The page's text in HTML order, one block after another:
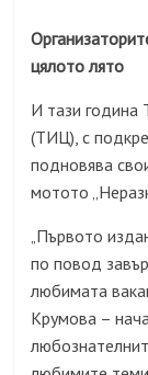
цялото лято
И тази година
(ТИЦ), с
подновява
мотото
„Първото
по повод
любимата
Крумова –